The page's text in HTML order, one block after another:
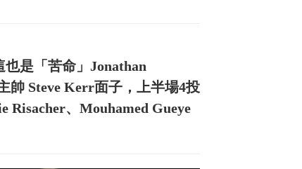
是「苦命」Jonathan
帥 Steve Kerr面子，上半場4投
Risacher、Mouhamed Gueye